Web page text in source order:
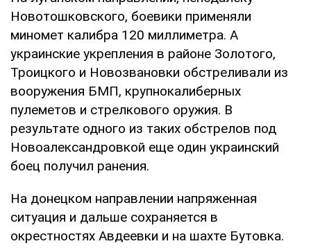
Новотошковского, боевики применяли
миномет калибра 120 миллиметра. А
украинские укрепления в районе Золотого,
Троицкого и Новозвановки обстреливали из
вооружения БМП, крупнокалиберных
пулеметов и стрелкового оружия. В
результате одного из таких обстрелов под
Новоалександровкой еще один украинский
боец ​​получил ранения.
На донецком направлении напряженная
ситуация и дальше сохраняется в
окрестностях Авдеевки и на шахте Бутовка.